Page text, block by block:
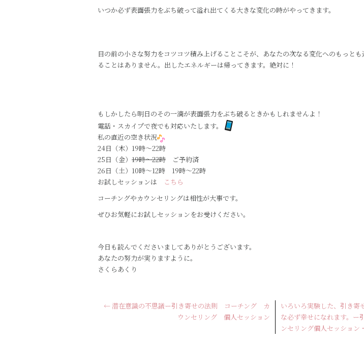
いつか必ず表面張力をぶち破って溢れ出てくる大きな変化の時がやってきます。
目の前の小さな努力をコツコツ積み上げることこそが、あなたの次なる変化へのもっと
ることはありません。出したエネルギーは帰ってきます。絶対に！
もしかしたら明日のその一滴が表面張力をぶち破るときかもしれませんよ！
電話・スカイプで夜でも対応いたします。
私の直近の空き状況
24日（木）19時～22時
25日（金） 19時～22時 ご予約済
26日（土）10時～12時 19時～22時
お試しセッションは
こちら
コーチングやカウンセリングは相性が大事です。
ぜひお気軽にお試しセッションをお受けください。
今日も読んでくださいましてありがとうございます。
あなたの努力が実りますように。
さくらあくり
← 潜在意識の不思議ー引き寄せの法則 コーチング カ
ウンセリング 個人セッション
いろいろ実験した、引き寄
な必ず幸せになれます。ー
ンセリング個人セッション